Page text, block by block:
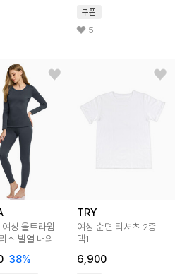
쿠폰
5
성 울트라웜
스 발열 내의
38%
TRY
여성 순면 티셔츠 2종
택1
6,900